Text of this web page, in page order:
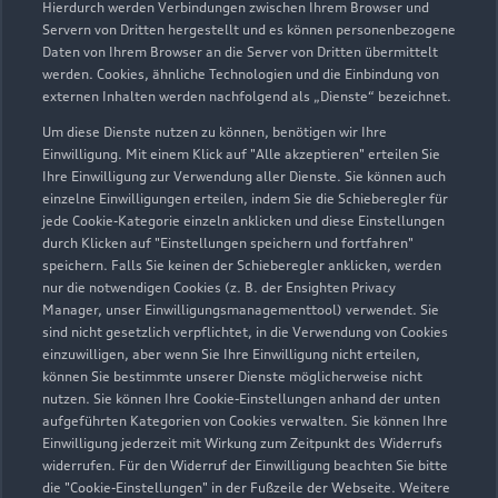
Hierdurch werden Verbindungen zwischen Ihrem Browser und
Servern von Dritten hergestellt und es können personenbezogene
Daten von Ihrem Browser an die Server von Dritten übermittelt
werden. Cookies, ähnliche Technologien und die Einbindung von
externen Inhalten werden nachfolgend als „Dienste“ bezeichnet.
Um diese Dienste nutzen zu können, benötigen wir Ihre
Einwilligung. Mit einem Klick auf "Alle akzeptieren" erteilen Sie
Ihre Einwilligung zur Verwendung aller Dienste. Sie können auch
einzelne Einwilligungen erteilen, indem Sie die Schieberegler für
jede Cookie-Kategorie einzeln anklicken und diese Einstellungen
durch Klicken auf "Einstellungen speichern und fortfahren"
speichern. Falls Sie keinen der Schieberegler anklicken, werden
nur die notwendigen Cookies (z. B. der Ensighten Privacy
Manager, unser Einwilligungsmanagementtool) verwendet. Sie
sind nicht gesetzlich verpflichtet, in die Verwendung von Cookies
einzuwilligen, aber wenn Sie Ihre Einwilligung nicht erteilen,
können Sie bestimmte unserer Dienste möglicherweise nicht
nutzen. Sie können Ihre Cookie-Einstellungen anhand der unten
aufgeführten Kategorien von Cookies verwalten. Sie können Ihre
Einwilligung jederzeit mit Wirkung zum Zeitpunkt des Widerrufs
widerrufen. Für den Widerruf der Einwilligung beachten Sie bitte
die "Cookie-Einstellungen" in der Fußzeile der Webseite. Weitere
Wir beraten Sie gerne
und Ansprechpartner.
Zur Teamübersicht
Serviceberater kontaktieren